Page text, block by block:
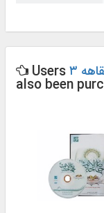
Users ۳
also been